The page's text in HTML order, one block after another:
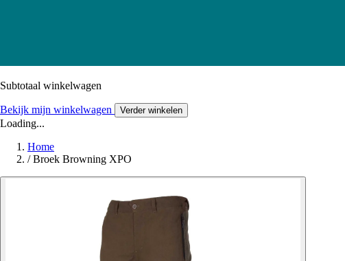
Subtotaal winkelwagen
Bekijk mijn winkelwagen Verder winkelen
Loading...
Home
/ Broek Browning XPO